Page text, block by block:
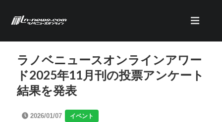
ラノベニュースオンラインアワー
ド2025年11月刊の投票アンケート
結果を発表
2026/01/07 イベント